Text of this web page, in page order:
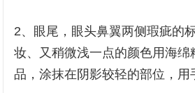
2、眼尾，眼头鼻翼两侧瑕疵的
妆、又稍微浅一点的颜色用海绵
品，涂抹在阴影较轻的部位，用